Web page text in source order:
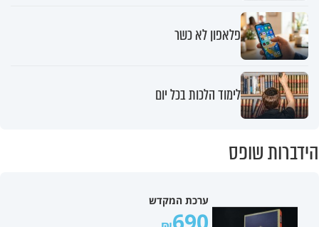
פלאפון לא כשר
לימוד הלכות בכל יום
הידברות שופס
ערכת המקדש